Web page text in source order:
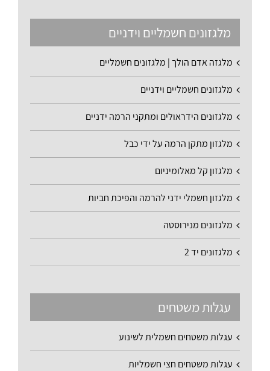
מלגזונים חשמליים וידניים
מלגזה אדם הולך | מלגזונים חשמליים
מלגזונים חשמליים וידניים
מלגזונים הידראולים ומתקני הרמה ידניים
מלגזון מתקן הרמה על ידי כבל
מלגזון קל מאלומיניום
מלגזון חשמלי ידני להרמה והפיכת חביות
מלגזונים מנירוסטה
מלגזונים יד 2
עגלות משטחים
עגלות משטחים חשמלית לשינוע
עגלות משטחים חצי חשמליות